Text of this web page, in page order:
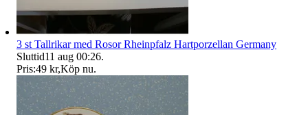
3 st Tallrikar med Rosor Rheinpfalz Hartporzellan Germany
Sluttid11 aug 00:26.
Pris:49 kr,Köp nu.